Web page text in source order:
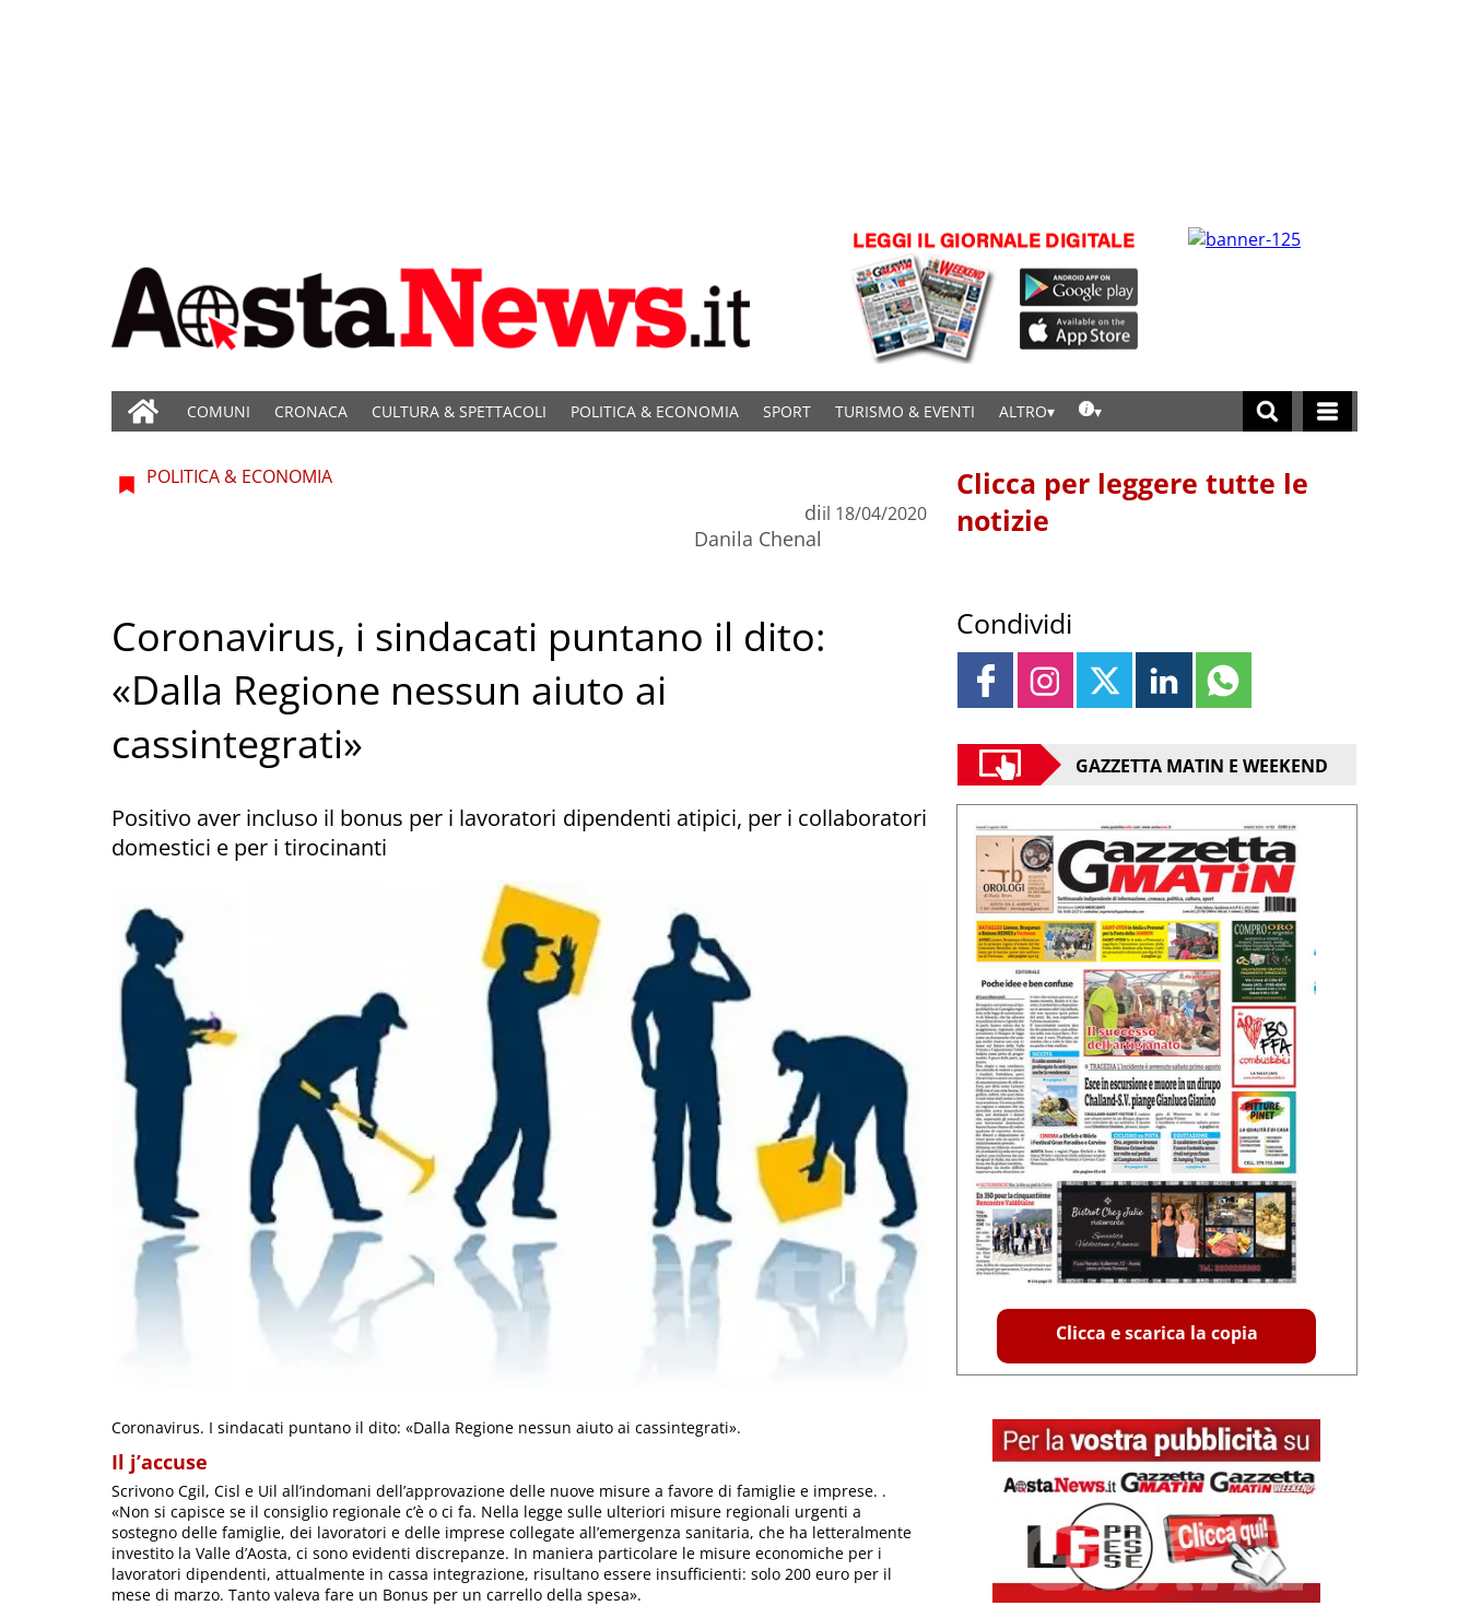
COMUNI CRONACA CULTURA & SPETTACOLI POLITICA & ECONOMIA SPORT TURISMO & EVENTI ALTRO
POLITICA & ECONOMIA
di
Danila Chenal
il 18/04/2020
Coronavirus, i sindacati puntano il dito:
«Dalla Regione nessun aiuto ai
cassintegrati»
Positivo aver incluso il bonus per i lavoratori dipendenti atipici, per i collaboratori
domestici e per i tirocinanti
Coronavirus. I sindacati puntano il dito: «Dalla Regione nessun aiuto ai cassintegrati».
Il j’accuse
Scrivono Cgil, Cisl e Uil all’indomani dell’approvazione delle nuove misure a favore di famiglie e imprese. .
«Non si capisce se il consiglio regionale c’è o ci fa. Nella legge sulle ulteriori misure regionali urgenti a
sostegno delle famiglie, dei lavoratori e delle imprese collegate all’emergenza sanitaria, che ha letteralmente
investito la Valle d’Aosta, ci sono evidenti discrepanze. In maniera particolare le misure economiche per i
lavoratori dipendenti, attualmente in cassa integrazione, risultano essere insufficienti: solo 200 euro per il
mese di marzo. Tanto valeva fare un Bonus per un carrello della spesa».
Clicca per leggere tutte le
notizie
Condividi
GAZZETTA MATIN E WEEKEND
Clicca e scarica la copia